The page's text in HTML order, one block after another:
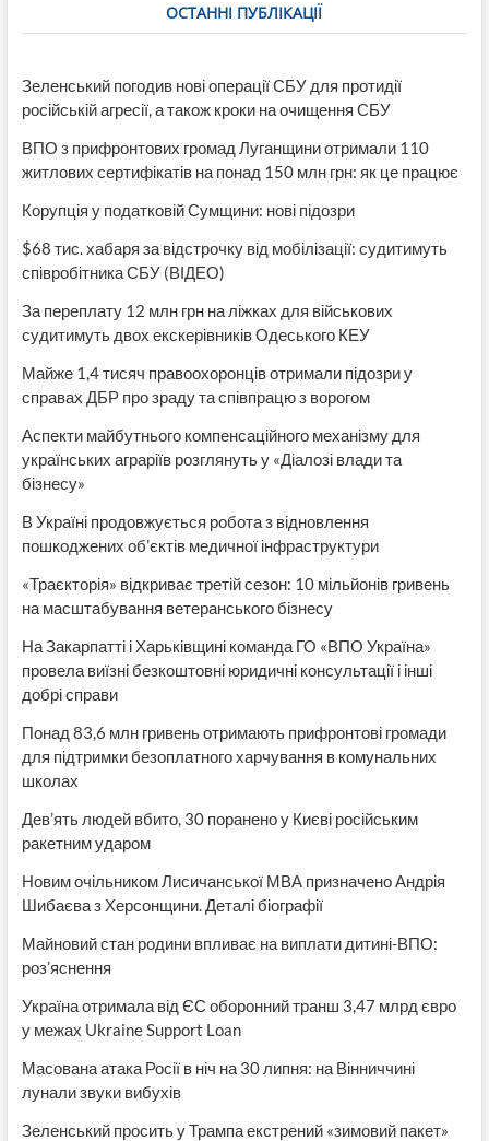
ОСТАННІ ПУБЛІКАЦІЇ
Зеленський погодив нові операції СБУ для протидії
російській агресії, а також кроки на очищення СБУ
ВПО з прифронтових громад Луганщини отримали 110
житлових сертифікатів на понад 150 млн грн: як це працює
Корупція у податковій Сумщини: нові підозри
$68 тис. хабаря за відстрочку від мобілізації: судитимуть
співробітника СБУ (ВІДЕО)
За переплату 12 млн грн на ліжках для військових
судитимуть двох екскерівників Одеського КЕУ
Майже 1,4 тисяч правоохоронців отримали підозри у
справах ДБР про зраду та співпрацю з ворогом
Аспекти майбутнього компенсаційного механізму для
українських аграріїв розглянуть у «Діалозі влади та
бізнесу»
В Україні продовжується робота з відновлення
пошкоджених об’єктів медичної інфраструктури
«Траєкторія» відкриває третій сезон: 10 мільйонів гривень
на масштабування ветеранського бізнесу
На Закарпатті і Харьківщині команда ГО «ВПО Україна»
провела виїзні безкоштовні юридичні консультації і інші
добрі справи
Понад 83,6 млн гривень отримають прифронтові громади
для підтримки безоплатного харчування в комунальних
школах
Дев’ять людей вбито, 30 поранено у Києві російським
ракетним ударом
Новим очільником Лисичанської МВА призначено Андрія
Шибаєва з Херсонщини. Деталі біографії
Майновий стан родини впливає на виплати дитині-ВПО:
роз’яснення
Україна отримала від ЄС оборонний транш 3,47 млрд євро
у межах Ukraine Support Loan
Масована атака Росії в ніч на 30 липня: на Вінниччині
лунали звуки вибухів
Зеленський просить у Трампа екстрений «зимовий пакет»